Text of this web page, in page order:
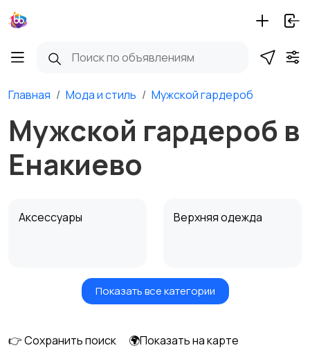
Главная Мода и стиль Мужской гардероб
Мужской гардероб в
Енакиево
Аксессуары Верхняя одежда
Головные уборы Домашняя одежда
Показать все категории
👉 Сохранить поиск
🌍Показать на карте